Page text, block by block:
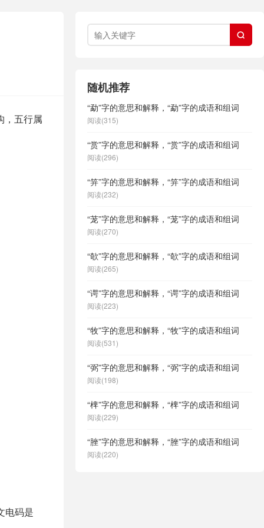
，五行属
电码是

随机推荐
“勐”字的意思和解释，“勐”字的成语和组词
阅读(315)
“赏”字的意思和解释，“赏”字的成语和组词
阅读(296)
“笄”字的意思和解释，“笄”字的成语和组词
阅读(232)
“茏”字的意思和解释，“茏”字的成语和组词
阅读(270)
“欹”字的意思和解释，“欹”字的成语和组词
阅读(265)
“谔”字的意思和解释，“谔”字的成语和组词
阅读(223)
“牧”字的意思和解释，“牧”字的成语和组词
阅读(531)
“弼”字的意思和解释，“弼”字的成语和组词
阅读(198)
“椑”字的意思和解释，“椑”字的成语和组词
阅读(229)
“脞”字的意思和解释，“脞”字的成语和组词
阅读(220)